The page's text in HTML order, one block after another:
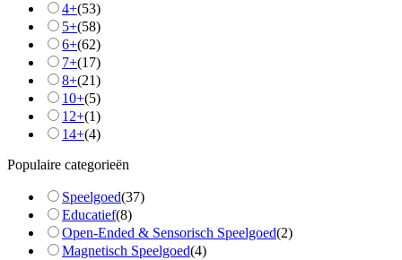
4+(53)
5+(58)
6+(62)
7+(17)
8+(21)
10+(5)
12+(1)
14+(4)
Populaire categorieën
Speelgoed(37)
Educatief(8)
Open-Ended & Sensorisch Speelgoed(2)
Magnetisch Speelgoed(4)